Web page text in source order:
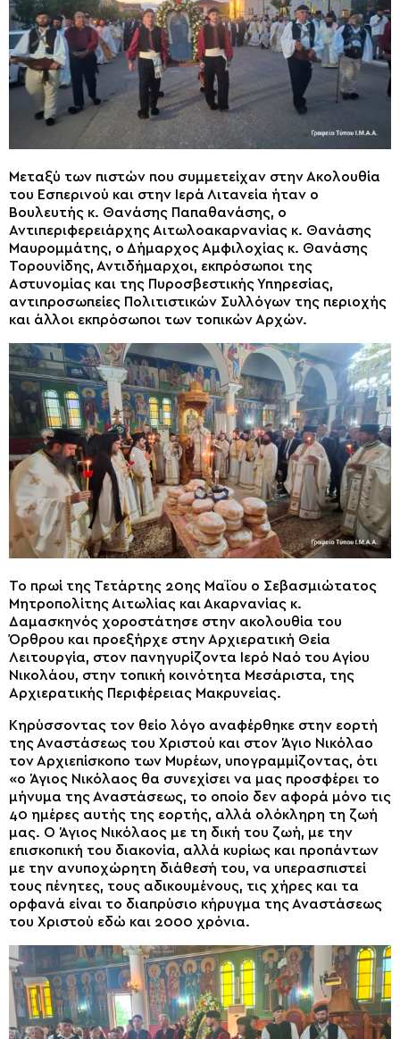
Μεταξύ των πιστών που συμμετείχαν στην Ακολουθία
του Εσπερινού και στην Ιερά Λιτανεία ήταν ο
Βουλευτής κ. Θανάσης Παπαθανάσης, ο
Αντιπεριφερειάρχης Αιτωλοακαρνανίας κ. Θανάσης
Μαυρομμάτης, ο Δήμαρχος Αμφιλοχίας κ. Θανάσης
Τορουνίδης, Αντιδήμαρχοι, εκπρόσωποι της
Αστυνομίας και της Πυροσβεστικής Υπηρεσίας,
αντιπροσωπείες Πολιτιστικών Συλλόγων της περιοχής
και άλλοι εκπρόσωποι των τοπικών Αρχών.
Το πρωί της Τετάρτης 20ης Μαΐου ο Σεβασμιώτατος
Μητροπολίτης Αιτωλίας και Ακαρνανίας κ.
Δαμασκηνός χοροστάτησε στην ακολουθία του
Όρθρου και προεξήρχε στην Αρχιερατική Θεία
Λειτουργία, στον πανηγυρίζοντα Ιερό Ναό του Αγίου
Νικολάου, στην τοπική κοινότητα Μεσάριστα, της
Αρχιερατικής Περιφέρειας Μακρυνείας.
Κηρύσσοντας τον θείο λόγο αναφέρθηκε στην εορτή
της Αναστάσεως του Χριστού και στον Άγιο Νικόλαο
τον Αρχιεπίσκοπο των Μυρέων, υπογραμμίζοντας, ότι
«ο Άγιος Νικόλαος θα συνεχίσει να μας προσφέρει το
μήνυμα της Αναστάσεως, το οποίο δεν αφορά μόνο τις
40 ημέρες αυτής της εορτής, αλλά ολόκληρη τη ζωή
μας. Ο Άγιος Νικόλαος με τη δική του ζωή, με την
επισκοπική του διακονία, αλλά κυρίως και προπάντων
με την ανυποχώρητη διάθεσή του, να υπερασπιστεί
τους πένητες, τους αδικουμένους, τις χήρες και τα
ορφανά είναι το διαπρύσιο κήρυγμα της Αναστάσεως
του Χριστού εδώ και 2000 χρόνια.